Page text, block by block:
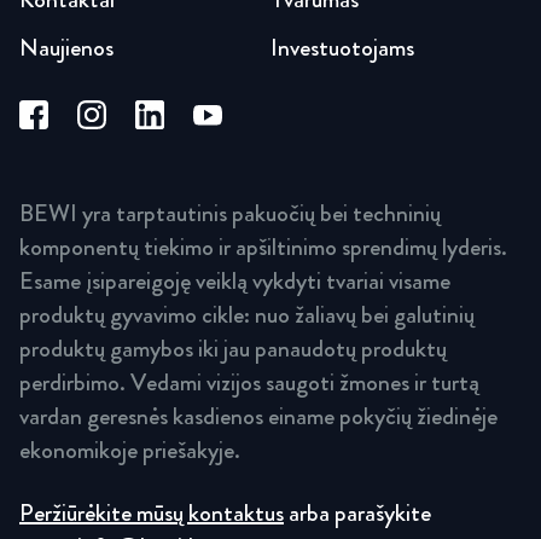
Investuotojams
Naujienos
BEWI yra tarptautinis pakuočių bei techninių
komponentų tiekimo ir apšiltinimo sprendimų lyderis.
Esame įsipareigoję veiklą vykdyti tvariai visame
produktų gyvavimo cikle: nuo žaliavų bei galutinių
produktų gamybos iki jau panaudotų produktų
perdirbimo. Vedami vizijos saugoti žmones ir turtą
vardan geresnės kasdienos einame pokyčių žiedinėje
ekonomikoje priešakyje.
Peržiūrėkite mūsų kontaktusarba parašykite